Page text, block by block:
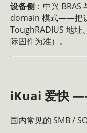
设备侧 ：中兴
domain 模式——把
ToughRADIUS 地址
际固件为准）。
iKuai 爱快
国内常见的 SMB /